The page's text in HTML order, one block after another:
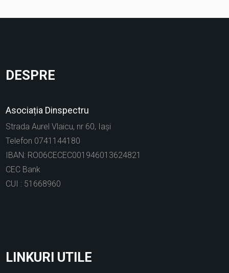
DESPRE
Asociația Dinspectru
Strada Aurel Vlaicu, nr 60, Iași
Telefon 0741144180
IBAN: RO06CECEC001946013624821
CEC Bank
CUI : 51668960
LINKURI UTILE